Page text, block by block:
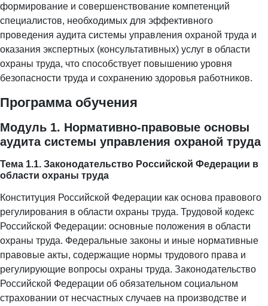
формирование и совершенствование компетенций
специалистов, необходимых для эффективного
проведения аудита системы управления охраной труда и
оказания экспертных (консультативных) услуг в области
охраны труда, что способствует повышению уровня
безопасности труда и сохранению здоровья работников.
Программа обучения
Модуль 1. Нормативно-правовые основы
аудита системы управления охраной труда
Тема 1.1. Законодательство Российской Федерации в
области охраны труда
Конституция Российской Федерации как основа правового
регулирования в области охраны труда. Трудовой кодекс
Российской Федерации: основные положения в области
охраны труда. Федеральные законы и иные нормативные
правовые акты, содержащие нормы трудового права и
регулирующие вопросы охраны труда. Законодательство
Российской Федерации об обязательном социальном
страховании от несчастных случаев на производстве и